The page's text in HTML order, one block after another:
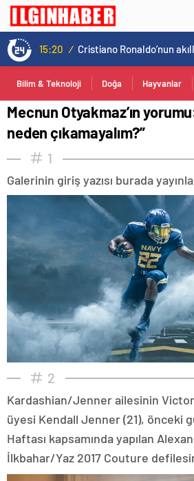
15:20 /
Bilim & Teknoloji Doğa Hayvanlar
Mecnun Otyakmaz’ın
neden çıkamayalım?”
1
Galerinin giriş yazısı burada
2
Kardashian/Jenner ailesinin
üyesi Kendall Jenner (21), önceki
Haftası kapsamında yapılan
İlkbahar/Yaz 2017 Couture